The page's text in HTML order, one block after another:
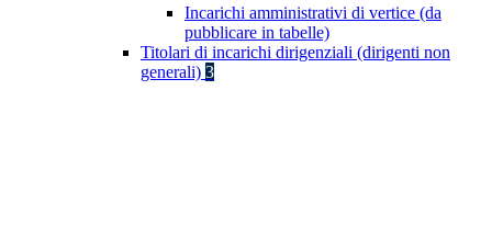
Incarichi amministrativi di vertice (da
pubblicare in tabelle)
Titolari di incarichi dirigenziali (dirigenti non
generali) 3